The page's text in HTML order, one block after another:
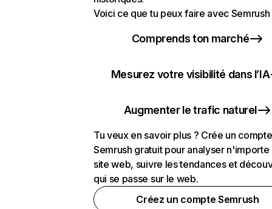
Voici ce que tu peux faire avec Semrush
Comprends ton marché
Mesurez votre visibilité dans l’IA
Augmenter le trafic naturel
Tu veux en savoir plus ? Crée un compte
Semrush gratuit pour analyser n'importe
site web, suivre les tendances et
qui se passe sur le web.
Créez un compte Semrush